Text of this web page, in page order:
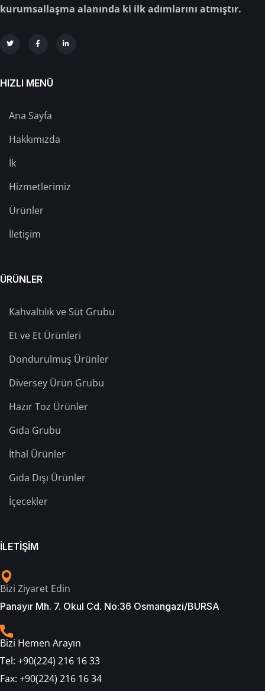
kurumsallaşma alanında ki ilk adımlarını atmıştır.
HIZLI MENÜ
Ana Sayfa
Hakkımızda
İk
Hizmetlerimiz
Ürünler
İletişim
ÜRÜNLER
Kahvaltılık ve Süt Grubu
Et ve Et Ürünleri
Dondurulmuş Ürünler
Diversey Ürün Grubu
Hazır Toz Ürünler
Gıda Grubu
İthal Ürünler
Gıda Dışı Ürünler
İçecekler
İLETİŞİM
Bizi Ziyaret Edin
Panayır Mh. 7. Okul Cd. No:36 Osmangazi/BURSA
Bizi Hemen Arayın
Tel: +90(224) 216 16 33
Fax: +90(224) 216 16 34